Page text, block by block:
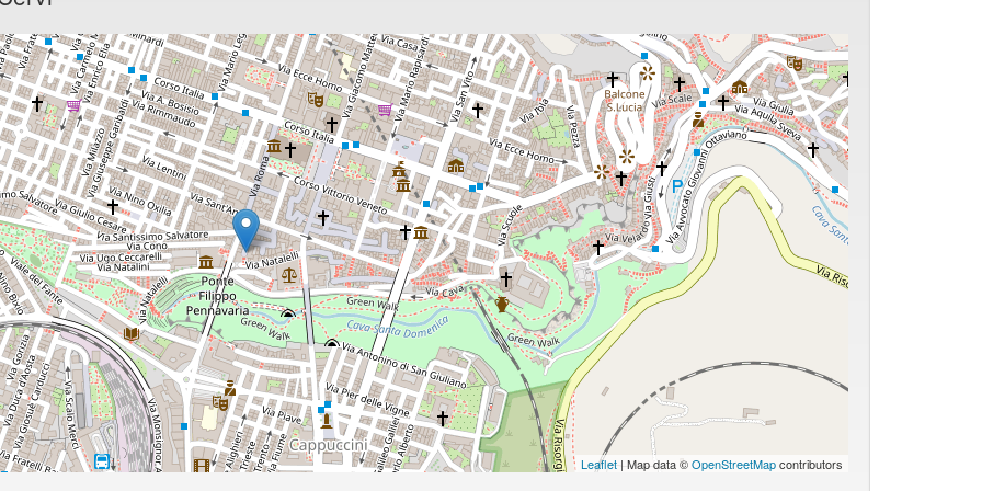
Leaflet | Map data ©OpenStreetMapcontributors